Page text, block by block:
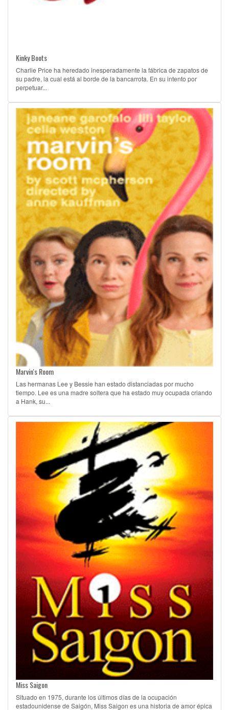
Kinky Boots
Charlie Price ha heredado inesperadamente la fábrica de zapatos de
su padre, la cual está al borde de la bancarrota. En su intento por
perpetuar...
Marvin's Room
Las hermanas Lee y Bessie han estado distanciadas por mucho
tiempo. Lee es una madre soltera que ha estado muy ocupada criando
a Hank, su...
Miss Saigon
Situado en 1975, durante los últimos días de la ocupación
estadounidense de Saigón, Miss Saigon es una historia de amor épica